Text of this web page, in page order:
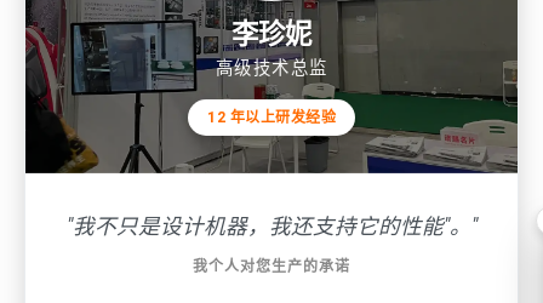
李珍妮
高级技术总监
12 年以上研发经验
"我不只是设计机器，我还支持它的性能"。"
我个人对您生产的承诺